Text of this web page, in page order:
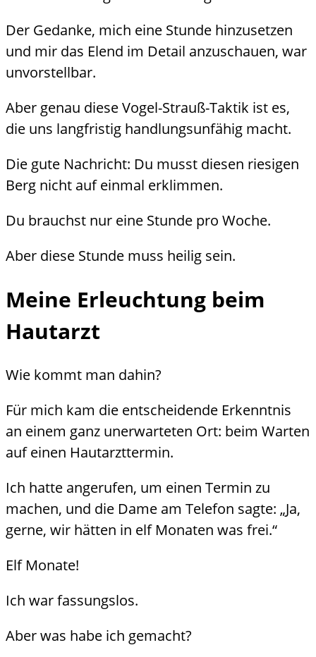
Der Gedanke, mich eine Stunde hinzusetzen
und mir das Elend im Detail anzuschauen, war
unvorstellbar.
Aber genau diese Vogel-Strauß-Taktik ist es,
die uns langfristig handlungsunfähig macht.
Die gute Nachricht: Du musst diesen riesigen
Berg nicht auf einmal erklimmen.
Du brauchst nur eine Stunde pro Woche.
Aber diese Stunde muss heilig sein.
Meine Erleuchtung beim
Hautarzt
Wie kommt man dahin?
Für mich kam die entscheidende Erkenntnis
an einem ganz unerwarteten Ort: beim Warten
auf einen Hautarzttermin.
Ich hatte angerufen, um einen Termin zu
machen, und die Dame am Telefon sagte: „Ja,
gerne, wir hätten in elf Monaten was frei.“
Elf Monate!
Ich war fassungslos.
Aber was habe ich gemacht?